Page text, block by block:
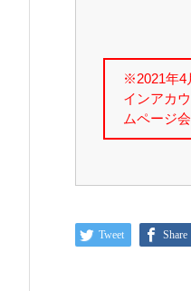
Tweet Share